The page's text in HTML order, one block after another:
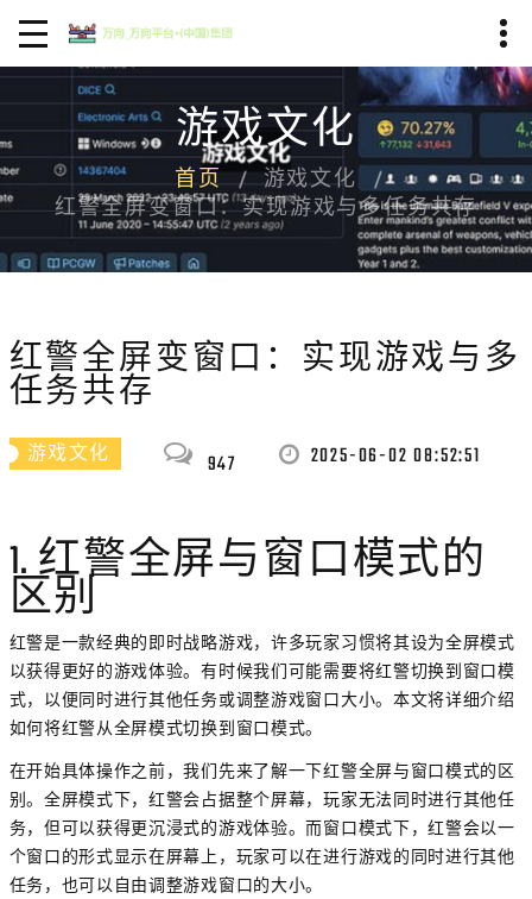
游戏文化
首页
游戏文化
红警全屏变窗口：实现游戏与多任务共存
红警全屏变窗口：实现游戏与多
任务共存
游戏文化 947 2025-06-02 08:52:51
1. 红警全屏与窗口模式的
区别
红警是一款经典的即时战略游戏，许多玩家习惯将其设为全屏模式
以获得更好的游戏体验。有时候我们可能需要将红警切换到窗口模
式，以便同时进行其他任务或调整游戏窗口大小。本文将详细介绍
如何将红警从全屏模式切换到窗口模式。
在开始具体操作之前，我们先来了解一下红警全屏与窗口模式的区
别。全屏模式下，红警会占据整个屏幕，玩家无法同时进行其他任
务，但可以获得更沉浸式的游戏体验。而窗口模式下，红警会以一
个窗口的形式显示在屏幕上，玩家可以在进行游戏的同时进行其他
任务，也可以自由调整游戏窗口的大小。